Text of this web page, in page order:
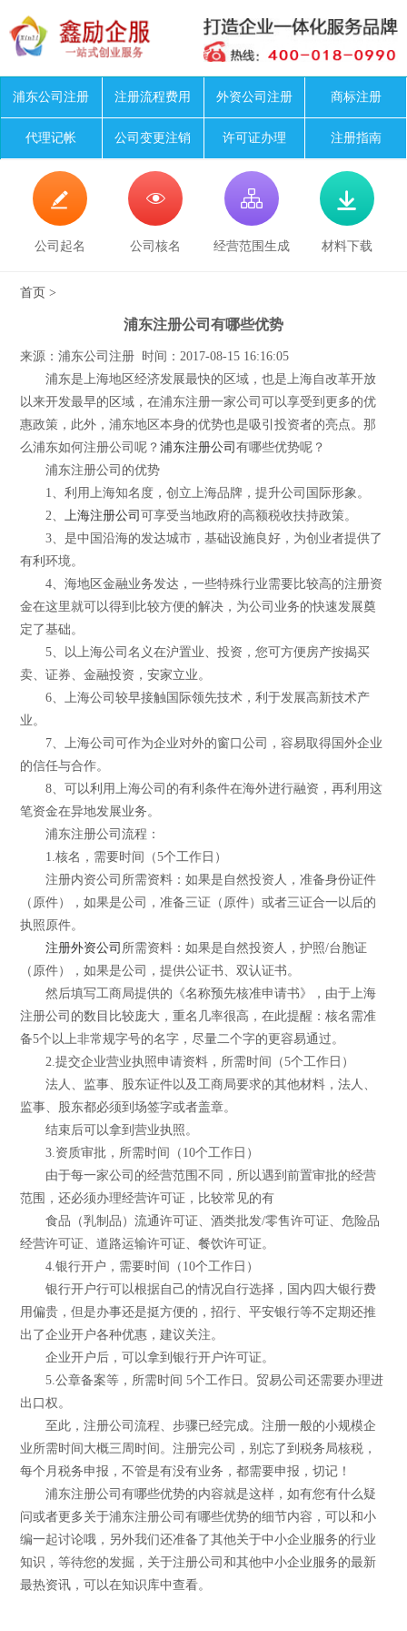
浦东公司注册 注册流程费用 外资公司注册 商标注册
代理记帐 公司变更注销 许可证办理 注册指南

公司起名

公司核名

经营范围生成

材料下载
首页 >
浦东注册公司有哪些优势
来源：浦东公司注册 时间：2017-08-15 16:16:05
浦东是上海地区经济发展最快的区域，也是上海自改革开放
以来开发最早的区域，在浦东注册一家公司可以享受到更多的优
惠政策，此外，浦东地区本身的优势也是吸引投资者的亮点。那
么浦东如何注册公司呢？浦东注册公司有哪些优势呢？
浦东注册公司的优势
1、利用上海知名度，创立上海品牌，提升公司国际形象。
2、
上海注册公司可享受当地政府的高额税收扶持政策。
3、是中国沿海的发达城市，基础设施良好，为创业者提供了
有利环境。
4、海地区金融业务发达，一些特殊行业需要比较高的注册资
金在这里就可以得到比较方便的解决，为公司业务的快速发展奠
定了基础。
5、以上海公司名义在沪置业、投资，您可方便房产按揭买
卖、证券、金融投资，安家立业。
6、上海公司较早接触国际领先技术，利于发展高新技术产
业。
7、上海公司可作为企业对外的窗口公司，容易取得国外企业
的信任与合作。
8、可以利用上海公司的有利条件在海外进行融资，再利用这
笔资金在异地发展业务。
浦东注册公司流程：
1.核名，需要时间（5个工作日）
注册内资公司所需资料：如果是自然投资人，准备身份证件
（原件），如果是公司，准备三证（原件）或者三证合一以后的
执照原件。
注册外资公司 所需资料：如果是自然投资人，护照/台胞证
（原件），如果是公司，提供公证书、双认证书。
然后填写工商局提供的《名称预先核准申请书》，由于上海
注册公司的数目比较庞大，重名几率很高，在此提醒：核名需准
备5个以上非常规字号的名字，尽量二个字的更容易通过。
2.提交企业营业执照申请资料，所需时间（5个工作日）
法人、监事、股东证件以及工商局要求的其他材料，法人、
监事、股东都必须到场签字或者盖章。
结束后可以拿到营业执照。
3.资质审批，所需时间（10个工作日）
由于每一家公司的经营范围不同，所以遇到前置审批的经营
范围，还必须办理经营许可证，比较常见的有
食品（乳制品）流通许可证、酒类批发/零售许可证、危险品
经营许可证、道路运输许可证、餐饮许可证。
4.银行开户，需要时间（10个工作日）
银行开户行可以根据自己的情况自行选择，国内四大银行费
用偏贵，但是办事还是挺方便的，招行、平安银行等不定期还推
出了企业开户各种优惠，建议关注。
企业开户后，可以拿到银行开户许可证。
5.公章备案等，所需时间 5个工作日。贸易公司还需要办理进
出口权。
至此，注册公司流程、步骤已经完成。注册一般的小规模企
业所需时间大概三周时间。注册完公司，别忘了到税务局核税，
每个月税务申报，不管是有没有业务，都需要申报，切记！
浦东注册公司有哪些优势的内容就是这样，如有您有什么疑
问或者更多关于浦东注册公司有哪些优势的细节内容，可以和小
编一起讨论哦，另外我们还准备了其他关于中小企业服务的行业
知识，等待您的发掘，关于注册公司和其他中小企业服务的最新
最热资讯，可以在知识库中查看。